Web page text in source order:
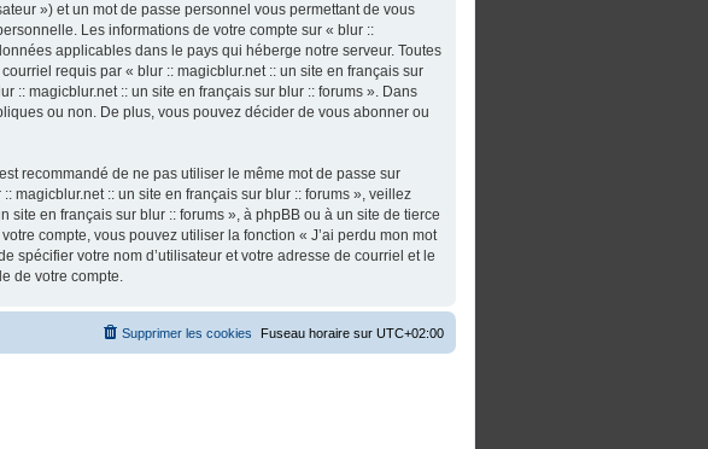
») et un mot de passe personnel vous permettant de vous
Les informations de votre compte sur « blur ::
applicables dans le pays qui héberge notre serveur. Toutes
requis par « blur :: magicblur.net :: un site en français sur
:: magicblur.net :: un site en français sur blur :: forums ». Dans
ou non. De plus, vous pouvez décider de vous abonner ou
recommandé de ne pas utiliser le même mot de passe sur
magicblur.net :: un site en français sur blur :: forums », veillez
en français sur blur :: forums », à phpBB ou à un site de tierce
compte, vous pouvez utiliser la fonction « J’ai perdu mon mot
spécifier votre nom d’utilisateur et votre adresse de courriel et le
de votre compte.
Fuseau horaire sur UTC+02:00
Supprimer les cookies